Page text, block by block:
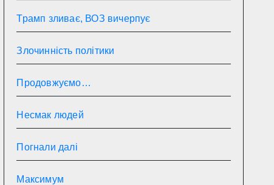
Трамп зливає, ВОЗ вичерпує
Злочинність політики
Продовжуємо…
Несмак людей
Погнали далі
Максимум